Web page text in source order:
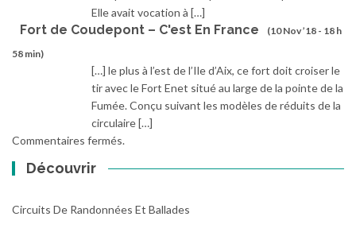
Elle avait vocation à […]
Fort de Coudepont – C'est En France
(10 Nov ’18 - 18 h
58 min)
[…] le plus à l’est de l’Ile d’Aix, ce fort doit croiser le
tir avec le Fort Enet situé au large de la pointe de la
Fumée. Conçu suivant les modèles de réduits de la
circulaire […]
Commentaires fermés.
Découvrir
Circuits De Randonnées Et Ballades